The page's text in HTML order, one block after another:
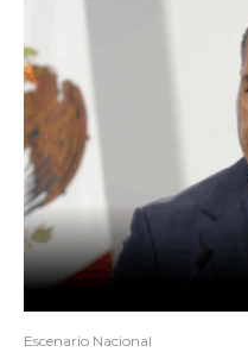
Escenario Nacional